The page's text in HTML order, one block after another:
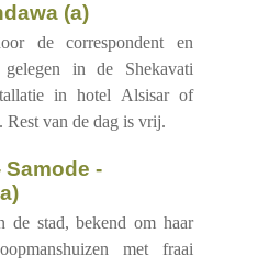
(a)
de correspondent en
in de Shekavati
in hotel Alsisar of
Rest van de dag is vrij.
de stad, bekend om haar
met fraai